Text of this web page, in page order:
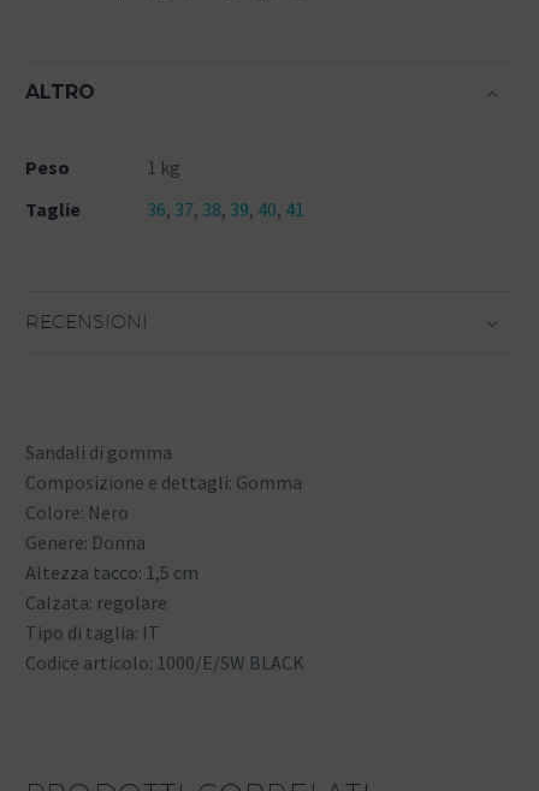
ALTRO
Peso
1 kg
Taglie
36, 37, 38, 39, 40, 41
RECENSIONI
Sandali di gomma
Composizione e dettagli: Gomma
Colore: Nero
Genere: Donna
Altezza tacco: 1,5 cm
Calzata: regolare
Tipo di taglia: IT
Codice articolo: 1000/E/SW BLACK